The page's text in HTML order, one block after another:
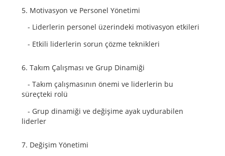
5. Motivasyon ve Personel Yönetimi
- Liderlerin personel üzerindeki motivasyon etkileri
- Etkili liderlerin sorun çözme teknikleri
6. Takım Çalışması ve Grup Dinamiği
- Takım çalışmasının önemi ve liderlerin bu
süreçteki rolü
- Grup dinamiği ve değişime ayak uydurabilen
liderler
7. Değişim Yönetimi